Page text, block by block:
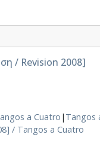
/ Revision 2008]
a Cuatro | Tangos
/ Tangos a Cuatro